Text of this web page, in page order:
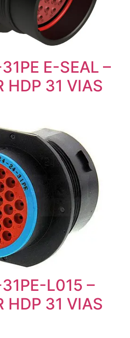
E-SEAL –
HDP 31 VIAS
L015 –
HDP 31 VIAS